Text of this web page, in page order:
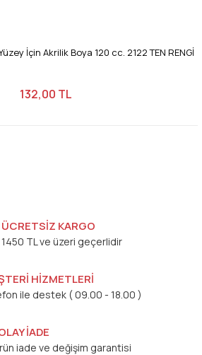
İçin Akrilik Boya 120 cc. 2122 TEN RENGİ
132,00 TL
ÜCRETSİZ KARGO
1450 TL ve üzeri geçerlidir
HİZMETLERİ
ile destek ( 09.00 - 18.00 )
İADE
iade ve değişim garantisi